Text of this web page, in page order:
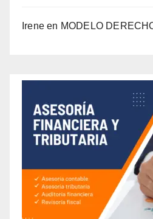
Irene en MODELO